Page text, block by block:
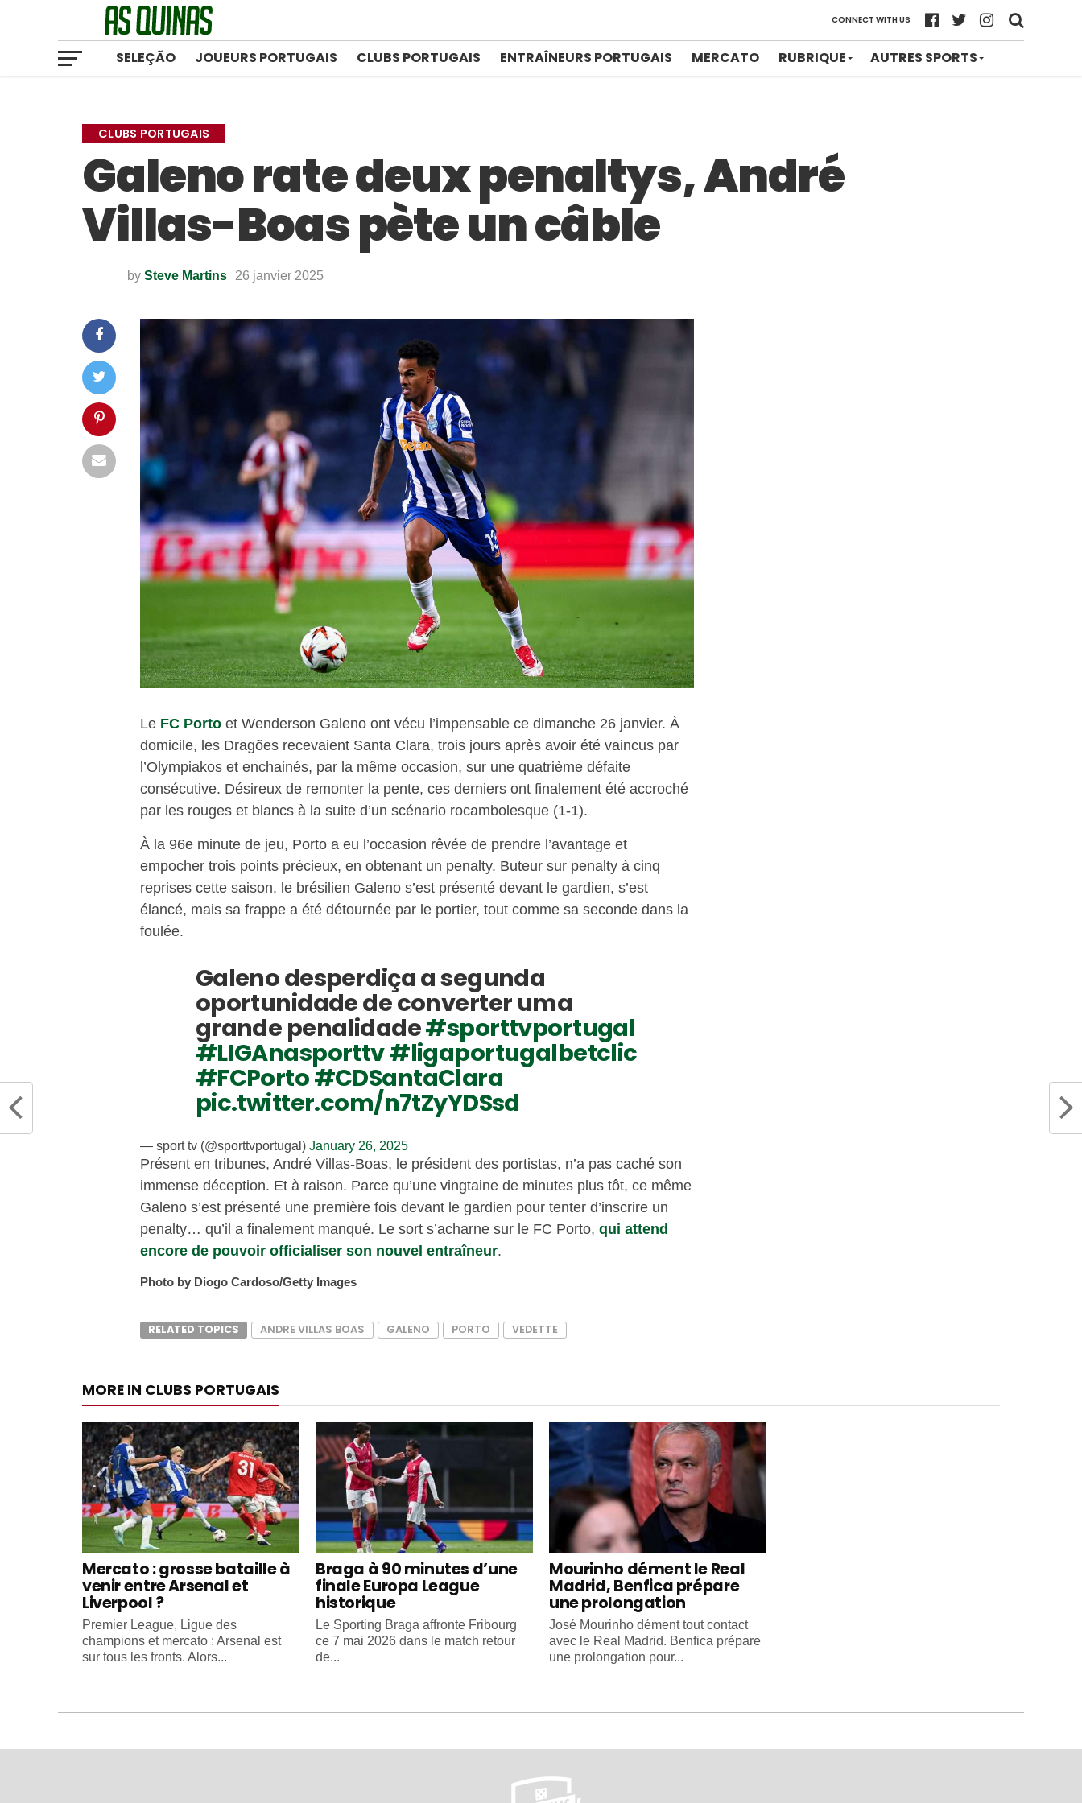
CONNECT WITH US
SELEÇÃO JOUEURS PORTUGAIS CLUBS PORTUGAIS ENTRAÎNEURS PORTUGAIS MERCATO RUBRIQUE AUTRES SPORTS
CLUBS PORTUGAIS
Galeno rate deux penaltys, André
Villas-Boas pète un câble
by Steve Martins 26 janvier 2025
Le FC Porto et Wenderson Galeno ont vécu l’impensable ce dimanche 26 janvier. À
domicile, les Dragões recevaient Santa Clara, trois jours après avoir été vaincus par
l’Olympiakos et enchainés, par la même occasion, sur une quatrième défaite
consécutive. Désireux de remonter la pente, ces derniers ont finalement été accroché
par les rouges et blancs à la suite d’un scénario rocambolesque (1-1).
À la 96e minute de jeu, Porto a eu l’occasion rêvée de prendre l’avantage et
empocher trois points précieux, en obtenant un penalty. Buteur sur penalty à cinq
reprises cette saison, le brésilien Galeno s’est présenté devant le gardien, s’est
élancé, mais sa frappe a été détournée par le portier, tout comme sa seconde dans la
foulée.
Galeno desperdiça a segunda
oportunidade de converter uma
grande penalidade#sporttvportugal
#LIGAnasporttv#ligaportugalbetclic
#FCPorto#CDSantaClara
pic.twitter.com/n7tZyYDSsd
— sport tv (@sporttvportugal) January 26, 2025
Présent en tribunes, André Villas-Boas, le président des portistas, n’a pas caché son
immense déception. Et à raison. Parce qu’une vingtaine de minutes plus tôt, ce même
Galeno s’est présenté une première fois devant le gardien pour tenter d’inscrire un
penalty… qu’il a finalement manqué. Le sort s’acharne sur le FC Porto, qui attend
encore de pouvoir officialiser son nouvel entraîneur.
Photo by Diogo Cardoso/Getty Images
RELATED TOPICS ANDRE VILLAS BOAS GALENO PORTO VEDETTE
MORE IN CLUBS PORTUGAIS
Mercato : grosse bataille à
venir entre Arsenal et
Liverpool ?
Premier League, Ligue des
champions et mercato : Arsenal est
sur tous les fronts. Alors...
Braga à 90 minutes d’une
finale Europa League
historique
Le Sporting Braga affronte Fribourg
ce 7 mai 2026 dans le match retour
de...
Mourinho dément le Real
Madrid, Benfica prépare
une prolongation
José Mourinho dément tout contact
avec le Real Madrid. Benfica prépare
une prolongation pour...